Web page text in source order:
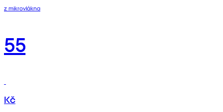
z mikrovlákna
55
Kč